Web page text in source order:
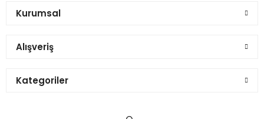
Kurumsal
Alışveriş
Kategoriler